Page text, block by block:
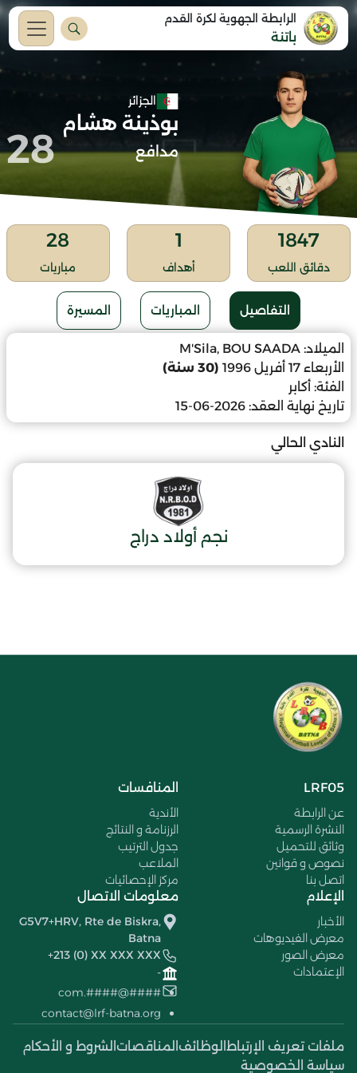
الرابطة الجهوية لكرة القدم
باتنة
الجزائر
بوذينة هشام
مدافع 28
1847
دقائق اللعب
1
أهداف
28
مباريات
التفاصيل المباريات المسيرة
الميلاد: M'Sila, BOU SAADA
الأربعاء 17 أفريل 1996
(30 سنة)
الفئة: أكابر
تاريخ نهاية العقد: 2026-06-15
النادي الحالي
نجم أولاد دراج
LRF05
عن الرابطة
النشرة الرسمية
وثائق للتحميل
نصوص و قوانين
اتصل بنا
المنافسات
الأندية
الرزنامة و النتائج
جدول الترتيب
الملاعب
مركز الإحصائيات
الإعلام
الأخبار
معرض الفيديوهات
معرض الصور
الإعتمادات
معلومات الاتصال
G5V7+HRV, Rte de Biskra,
Batna
+213 (0) XX XXX XXX
-
####@####.com
contact@lrf-batna.org
ملفات تعريف الإرتباط الوظائف المناقصات الشروط و الأحكام
سياسة الخصوصية